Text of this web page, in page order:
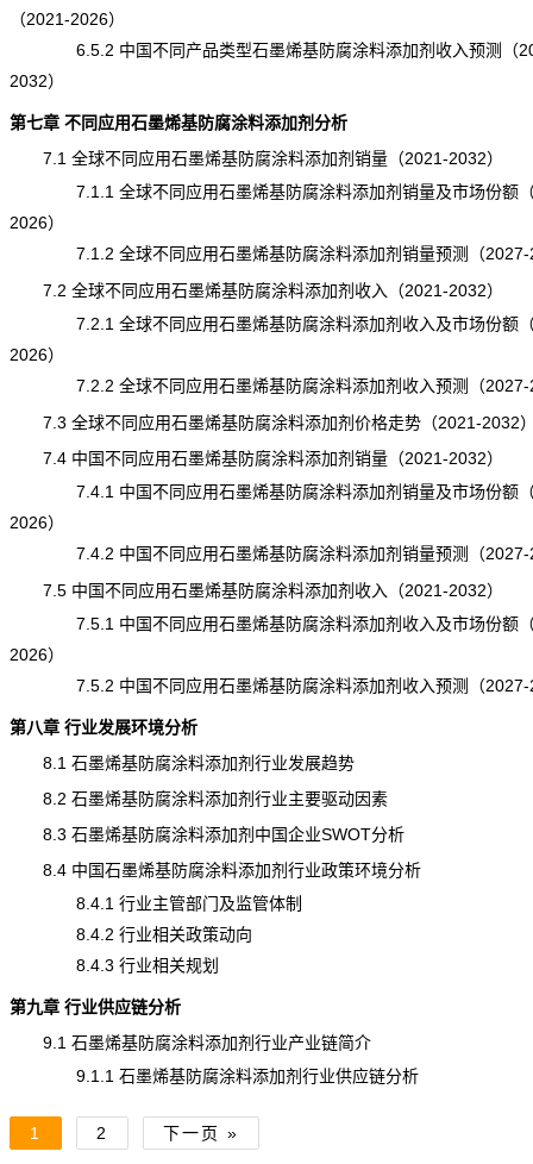
（2021-2026）
6.5.2 中国不同产品类型石墨烯基防腐涂料添加剂收入预测（
2032）
第七章 不同应用石墨烯基防腐涂料添加剂分析
7.1 全球不同应用石墨烯基防腐涂料添加剂销量（2021-2032）
7.1.1 全球不同应用石墨烯基防腐涂料添加剂销量及市场份额
2026）
7.1.2 全球不同应用石墨烯基防腐涂料添加剂销量预测（2027-
7.2 全球不同应用石墨烯基防腐涂料添加剂收入（2021-2032）
7.2.1 全球不同应用石墨烯基防腐涂料添加剂收入及市场份额
2026）
7.2.2 全球不同应用石墨烯基防腐涂料添加剂收入预测（2027-
7.3 全球不同应用石墨烯基防腐涂料添加剂价格走势（2021-2032
7.4 中国不同应用石墨烯基防腐涂料添加剂销量（2021-2032）
7.4.1 中国不同应用石墨烯基防腐涂料添加剂销量及市场份额
2026）
7.4.2 中国不同应用石墨烯基防腐涂料添加剂销量预测（2027-
7.5 中国不同应用石墨烯基防腐涂料添加剂收入（2021-2032）
7.5.1 中国不同应用石墨烯基防腐涂料添加剂收入及市场份额
2026）
7.5.2 中国不同应用石墨烯基防腐涂料添加剂收入预测 （
第八章 行业发展环境分析
8.1 石墨烯基防腐涂料添加剂行业发展趋势
8.2 石墨烯基防腐涂料添加剂行业主要驱动因素
8.3 石墨烯基防腐涂料添加剂中国企业SWOT分析
8.4 中国石墨烯基防腐涂料添加剂行业政策环境分析
8.4.1 行业主管部门及监管体制
8.4.2 行业相关政策动向
8.4.3 行业相关规划
第九章 行业供应链分析
9.1 石墨烯基防腐涂料添加剂行业产业链简介
9.1.1 石墨烯基防腐涂料添加剂行业供应链分析
1 2 下一页 »